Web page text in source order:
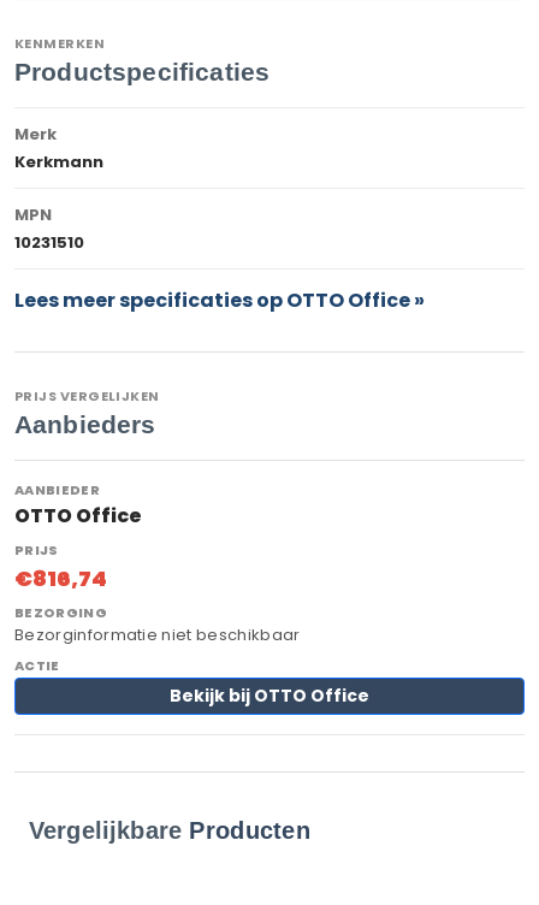
KENMERKEN
Productspecificaties
Merk
Kerkmann
MPN
10231510
Lees meer specificaties op OTTO Office »
PRIJS VERGELIJKEN
Aanbieders
OTTO Office
€816,74
Bezorginformatie niet beschikbaar
Bekijk bij OTTO Office
Vergelijkbare Producten